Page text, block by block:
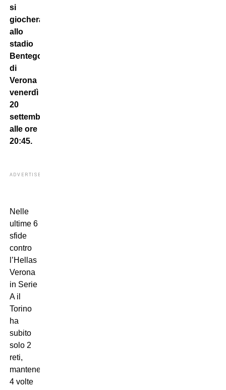
si
giocherà
allo
stadio
Bentegodi
di
Verona
venerdì
20
settembre,
alle ore
20:45.
ADVERTISEMENT
Nelle
ultime 6
sfide
contro
l’Hellas
Verona
in Serie
A il
Torino
ha
subito
solo 2
reti,
mantenendo
4 volte